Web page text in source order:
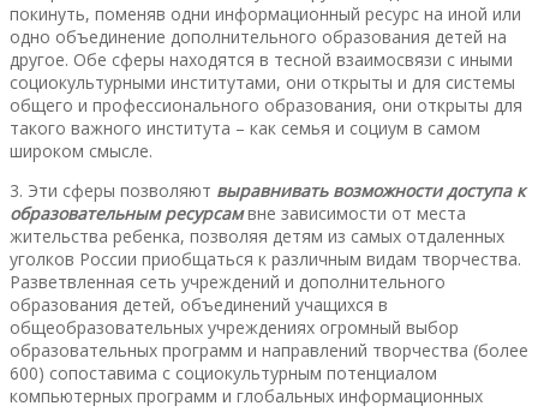
покинуть, поменяв одни информационный ресурс на иной или
одно объединение дополнительного образования детей на
другое. Обе сферы находятся в тесной взаимосвязи с иными
социокультурными институтами, они открыты и для системы
общего и профессионального образования, они открыты для
такого важного института – как семья и социум в самом
широком смысле.
3. Эти сферы позволяют выравнивать возможности доступа к
образовательным ресурсамвне зависимости от места
жительства ребенка, позволяя детям из самых отдаленных
уголков России приобщаться к различным видам творчества.
Разветвленная сеть учреждений и дополнительного
образования детей, объединений учащихся в
общеобразовательных учреждениях огромный выбор
образовательных программ и направлений творчества (более
600) сопоставима с социокультурным потенциалом
компьютерных программ и глобальных информационных